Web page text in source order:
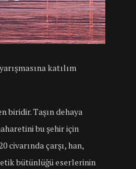
katılım
biridir. Taşın dehaya
bu şehir için
civarında çarşı, han,
bütünlüğü eserlerinin